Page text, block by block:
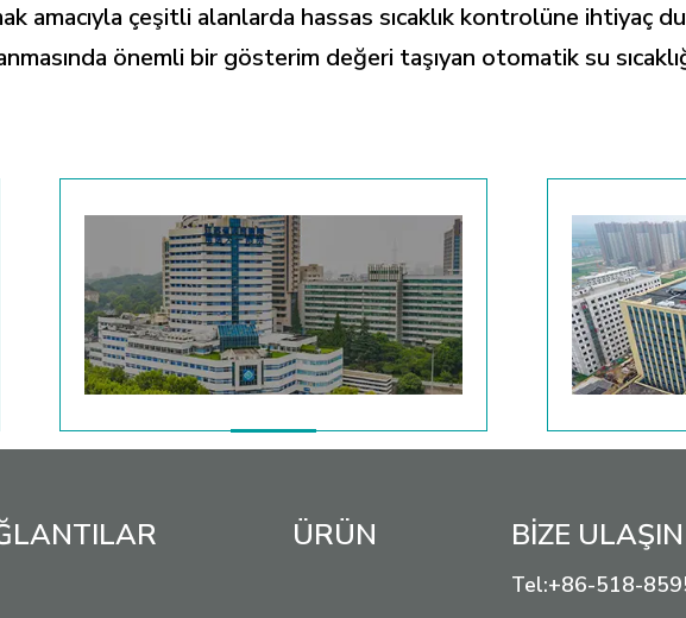
amacıyla çeşitli alanlarda hassas sıcaklık kontrolüne ihtiyaç
önemli bir gösterim değeri taşıyan otomatik su
ÜRÜN BIZE ULAŞIN
Tel:+86-518-